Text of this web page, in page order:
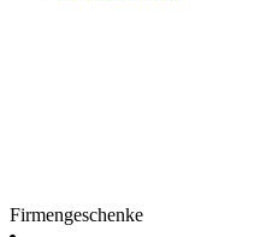
Firmengeschenke